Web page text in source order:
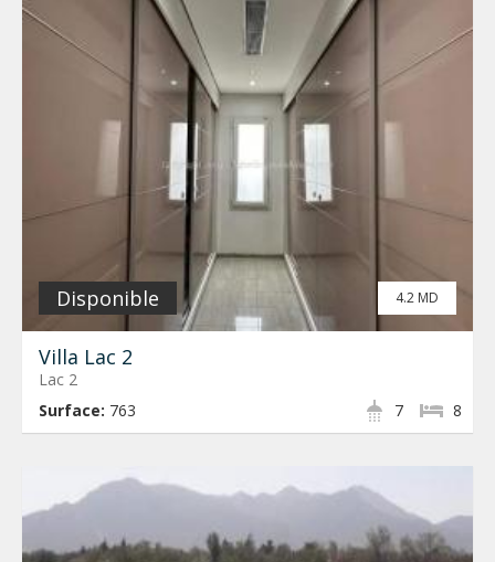
4.2 MD
Disponible
Villa Lac 2
Lac 2
Surface: 763 8
7